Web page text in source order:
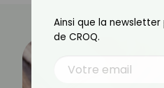
Ainsi que la
de CROQ.